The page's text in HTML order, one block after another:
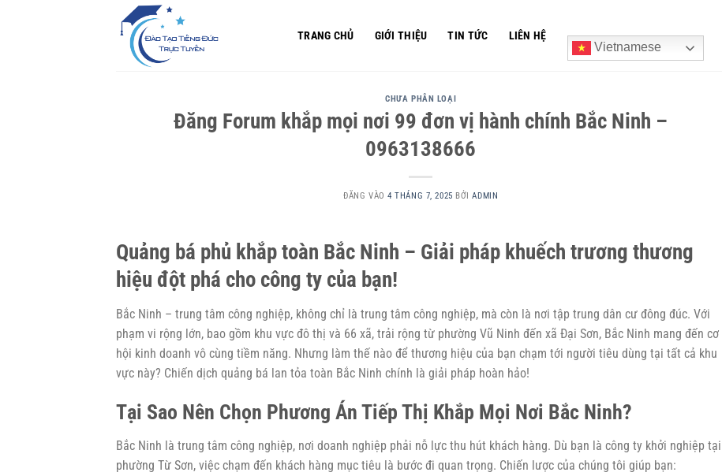
TRANG CHỦ GIỚI THIỆU TIN TỨC
LIÊN HỆ
Vietnamese
CHƯA PHÂN LOẠI
Đăng Forum khắp mọi nơi 99 đơn vị hành chính Bắc Ninh –
0963138666
ĐĂNG VÀO4 THÁNG 7, 2025 BỞIADMIN
Quảng bá phủ khắp toàn Bắc Ninh – Giải pháp khuếch trương thương
hiệu đột phá cho công ty của bạn!
Bắc Ninh – trung tâm công nghiệp, không chỉ là trung tâm công nghiệp, mà còn là nơi tập trung dân cư đông đúc. Với
phạm vi rộng lớn, bao gồm khu vực đô thị và 66 xã, trải rộng từ phường Vũ Ninh đến xã Đại Sơn, Bắc Ninh mang đến cơ
hội kinh doanh vô cùng tiềm năng. Nhưng làm thế nào để thương hiệu của bạn chạm tới người tiêu dùng tại tất cả khu
vực này? Chiến dịch quảng bá lan tỏa toàn Bắc Ninh chính là giải pháp hoàn hảo!
Tại Sao Nên Chọn Phương Án Tiếp Thị Khắp Mọi Nơi Bắc Ninh?
Bắc Ninh là trung tâm công nghiệp, nơi doanh nghiệp phải nỗ lực thu hút khách hàng. Dù bạn là công ty khởi nghiệp tại
phường Từ Sơn, việc chạm đến khách hàng mục tiêu là bước đi quan trọng. Chiến lược của chúng tôi giúp bạn: